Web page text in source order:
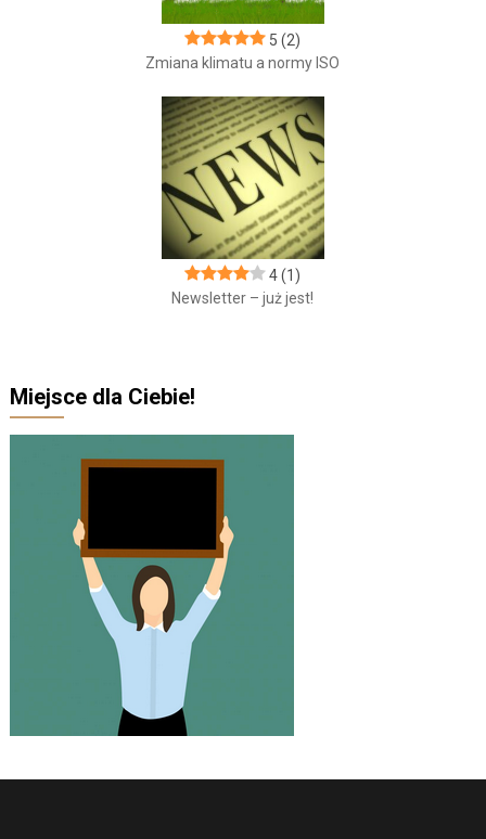
5 (2)
Zmiana klimatu a normy ISO
4 (1)
Newsletter – już jest!
Miejsce dla Ciebie!